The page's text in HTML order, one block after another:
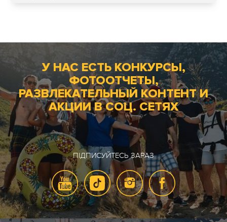
У НАС ЕСТЬ КОНКУРСЫ,
ФОТООТЧЕТЫ,
РАЗВЛЕКАТЕЛЬНЫЙ КОНТЕНТ И
АКЦИИ В СОЦ. СЕТЯХ
ПІДПИСУЙТЕСЬ ЗАРАЗ